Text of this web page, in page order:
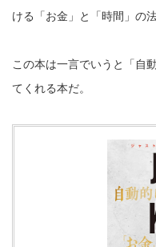
ける「お金」と「時間」の
この本は一言でいうと「自
てくれる本だ。